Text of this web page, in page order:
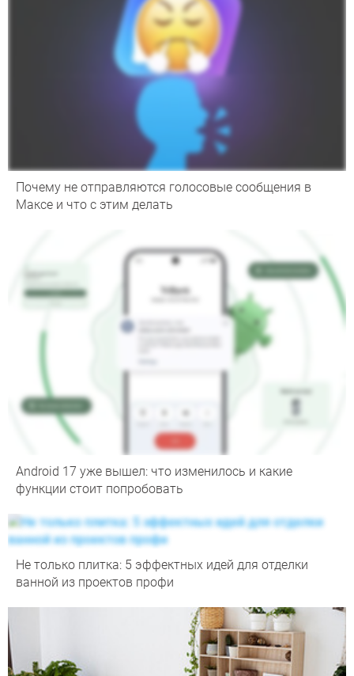
Почему не отправляются голосовые сообщения в
Максе и что с этим делать
Android 17 уже вышел: что изменилось и какие
функции стоит попробовать
Не только плитка: 5 эффектных идей для отделки
ванной из проектов профи